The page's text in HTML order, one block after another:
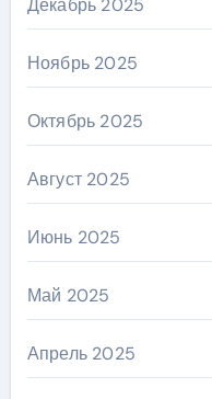
Декабрь 2025
Ноябрь 2025
Октябрь 2025
Август 2025
Июнь 2025
Май 2025
Апрель 2025